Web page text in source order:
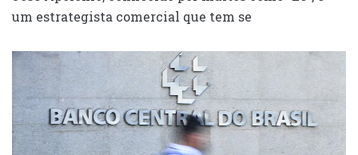
um estrategista comercial que tem se